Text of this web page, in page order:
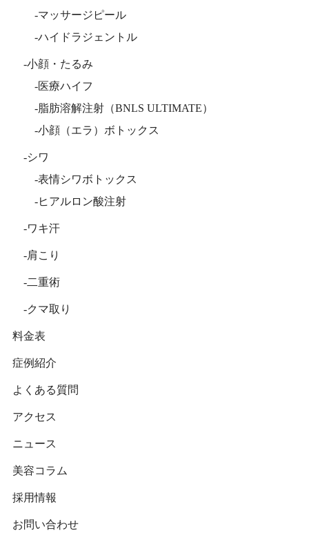
マッサージピール
ハイドラジェントル
小顔・たるみ
医療ハイフ
脂肪溶解注射（BNLS ULTIMATE）
小顔（エラ）ボトックス
シワ
表情シワボトックス
ヒアルロン酸注射
ワキ汗
肩こり
二重術
クマ取り
料金表
症例紹介
よくある質問
アクセス
ニュース
美容コラム
採用情報
お問い合わせ